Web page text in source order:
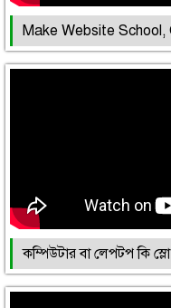
Make Website School,
কম্পিউটার বা লেপটপ কি